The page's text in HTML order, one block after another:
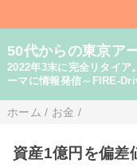
50代からの東京ア
2022年3末に完全リタイア
ーマに情報発信～FIRE-
ホーム / お金 /
資産1億円を偏差